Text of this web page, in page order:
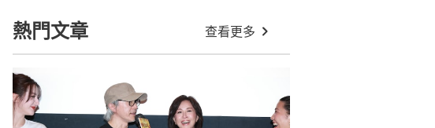
熱門文章 查看更多